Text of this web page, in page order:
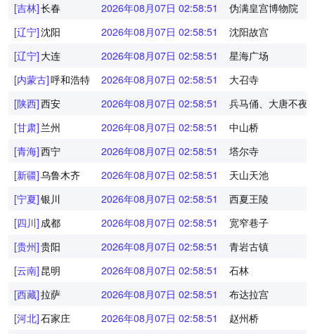
[吉林]长春 2026年08月07日 02:58:52
伪满皇宫博物院
[辽宁]沈阳 2026年08月07日 02:58:52
沈阳故宫
[辽宁] 大连 2026年08月07日 02:58:52
星海广场
[内蒙古]呼和浩特 2026年08月07日 02:58:52
大召寺
[陕西]西安 2026年08月07日 02:58:52
兵马俑、大唐不夜
[甘肃] 兰州 2026年08月07日 02:58:52
中山桥
[青海]西宁 2026年08月07日 02:58:52
塔尔寺
[新疆]乌鲁木齐 2026年08月07日 02:58:52
天山天池
[宁夏]银川 2026年08月07日 02:58:52
西夏王陵
[四川] 成都 2026年08月07日 02:58:52
宽窄巷子
[贵州]贵阳 2026年08月07日 02:58:52
青岩古镇
[云南] 昆明 2026年08月07日 02:58:52
石林
[西藏]拉萨 2026年08月07日 02:58:52
布达拉宫
[河北]石家庄 2026年08月07日 02:58:52
赵州桥